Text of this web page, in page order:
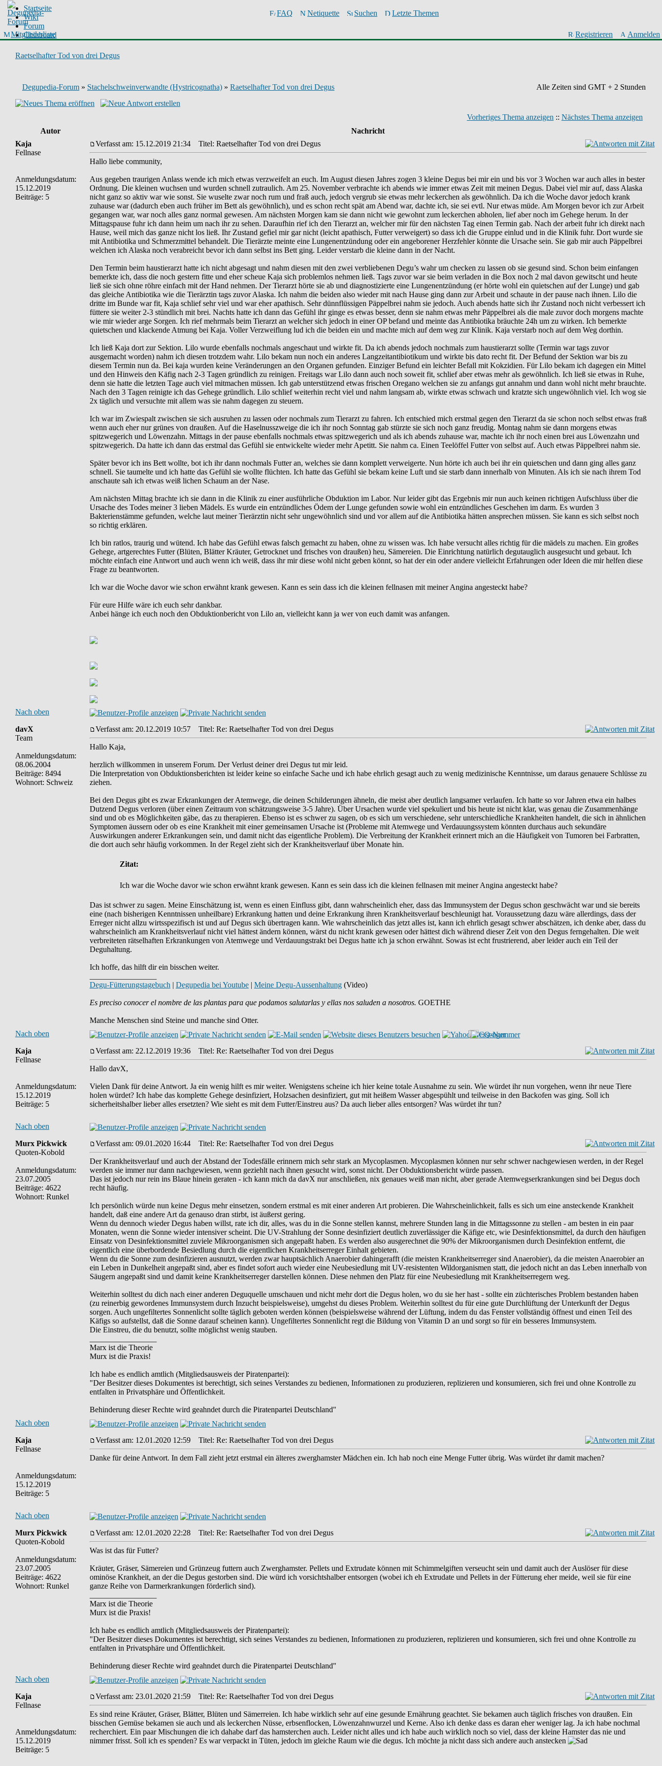
FAQ Netiquette Suchen Letzte Themen
Mitgliederliste Registrieren Anmelden
Startseite
Wiki
Forum
Chinboard
Raetselhafter Tod von drei Degus
Degupedia-Forum » Stachelschweinverwandte (Hystricognatha) » Raetselhafter Tod von drei Degus Alle Zeiten sind GMT + 2 Stunden
Vorheriges Thema anzeigen :: Nächstes Thema anzeigen
Autor
Nachricht
Kaja
Fellnase
Anmeldungsdatum:
15.12.2019
Beiträge: 5
Verfasst am: 15.12.2019 21:34 Titel: Raetselhafter Tod von drei Degus
Hallo liebe community,
Aus gegeben traurigen Anlass wende ich mich etwas verzweifelt an euch. Im August diesen Jahres zogen 3 kleine Degus bei mir ein und bis vor 3 Wochen war auch alles in bester
Ordnung. Die kleinen wuchsen und wurden schnell zutraulich. Am 25. November verbrachte ich abends wie immer etwas Zeit mit meinen Degus. Dabei viel mir auf, dass Alaska
nicht ganz so aktiv war wie sonst. Sie wuselte zwar noch rum und fraß auch, jedoch vergrub sie etwas mehr leckerchen als gewöhnlich. Da ich die Woche davor jedoch krank
zuhause war (dadurch eben auch früher im Bett als gewöhnlich), und es schon recht spät am Abend war, dachte ich, sie sei evtl. Nur etwas müde. Am Morgen bevor ich zur Arbeit
gegangen war, war noch alles ganz normal gewesen. Am nächsten Morgen kam sie dann nicht wie gewohnt zum leckerchen abholen, lief aber noch im Gehege herum. In der
Mittagspause fuhr ich dann heim um nach ihr zu sehen. Daraufhin rief ich den Tierarzt an, welcher mir für den nächsten Tag einen Termin gab. Nach der arbeit fuhr ich direkt nach
Hause, weil mich das ganze nicht los ließ. Ihr Zustand gefiel mir gar nicht (leicht apathisch, Futter verweigert) so dass ich die Gruppe einlud und in die Klinik fuhr. Dort wurde sie
mit Antibiotika und Schmerzmittel behandelt. Die Tierärzte meinte eine Lungenentzündung oder ein angeborener Herzfehler könnte die Ursache sein. Sie gab mir auch Päppelbrei
welchen ich Alaska noch verabreicht bevor ich dann selbst ins Bett ging. Leider verstarb die kleine dann in der Nacht.
Den Termin beim haustierarzt hatte ich nicht abgesagt und nahm diesen mit den zwei verbliebenen Degu’s wahr um checken zu lassen ob sie gesund sind. Schon beim einfangen
bemerkte ich, dass die noch gestern fitte und eher scheue Kaja sich problemlos nehmen ließ. Tags zuvor war sie beim verladen in die Box noch 2 mal davon gewitscht und heute
ließ sie sich ohne röhre einfach mit der Hand nehmen. Der Tierarzt hörte sie ab und diagnostizierte eine Lungenentzündung (er hörte wohl ein quietschen auf der Lunge) und gab
das gleiche Antibiotika wie die Tierärztin tags zuvor Alaska. Ich nahm die beiden also wieder mit nach Hause ging dann zur Arbeit und schaute in der pause nach ihnen. Lilo die
dritte im Bunde war fit, Kaja schlief sehr viel und war eher apathisch. Sehr dünnflüssigen Päppelbrei nahm sie jedoch. Auch abends hatte sich ihr Zustand noch nicht verbessert ich
füttere sie weiter 2-3 stündlich mit brei. Nachts hatte ich dann das Gefühl ihr ginge es etwas besser, denn sie nahm etwas mehr Päppelbrei als die male zuvor doch morgens machte
wie mir wieder arge Sorgen. Ich rief mehrmals beim Tierarzt an welcher sich jedoch in einer OP befand und meinte das Antibiotika bräuchte 24h um zu wirken. Ich bemerkte
quietschen und klackende Atmung bei Kaja. Voller Verzweiflung lud ich die beiden ein und machte mich auf dem weg zur Klinik. Kaja verstarb noch auf dem Weg dorthin.
Ich ließ Kaja dort zur Sektion. Lilo wurde ebenfalls nochmals angeschaut und wirkte fit. Da ich abends jedoch nochmals zum haustierarzt sollte (Termin war tags zuvor
ausgemacht worden) nahm ich diesen trotzdem wahr. Lilo bekam nun noch ein anderes Langzeitantibiotikum und wirkte bis dato recht fit. Der Befund der Sektion war bis zu
diesem Termin nun da. Bei kaja wurden keine Veränderungen an den Organen gefunden. Einziger Befund ein leichter Befall mit Kokzidien. Für Lilo bekam ich dagegen ein Mittel
und den Hinweis den Käfig nach 2-3 Tagen gründlich zu reinigen. Freitags war Lilo dann auch noch soweit fit, schlief aber etwas mehr als gewöhnlich. Ich ließ sie etwas in Ruhe,
denn sie hatte die letzten Tage auch viel mitmachen müssen. Ich gab unterstützend etwas frischen Oregano welchen sie zu anfangs gut annahm und dann wohl nicht mehr brauchte.
Nach den 3 Tagen reinigte ich das Gehege gründlich. Lilo schlief weiterhin recht viel und nahm langsam ab, wirkte etwas schwach und kratzte sich ungewöhnlich viel. Ich wog sie
2x täglich und versuchte mit allem was sie nahm dagegen zu steuern.
Ich war im Zwiespalt zwischen sie sich ausruhen zu lassen oder nochmals zum Tierarzt zu fahren. Ich entschied mich erstmal gegen den Tierarzt da sie schon noch selbst etwas fraß
wenn auch eher nur grünes von draußen. Auf die Haselnusszweige die ich ihr noch Sonntag gab stürzte sie sich noch ganz freudig. Montag nahm sie dann morgens etwas
spitzwegerich und Löwenzahn. Mittags in der pause ebenfalls nochmals etwas spitzwegerich und als ich abends zuhause war, machte ich ihr noch einen brei aus Löwenzahn und
spitzwegerich. Da hatte ich dann das erstmal das Gefühl sie entwickelte wieder mehr Apetitt. Sie nahm ca. Einen Teelöffel Futter von selbst auf. Auch etwas Päppelbrei nahm sie.
Später bevor ich ins Bett wollte, bot ich ihr dann nochmals Futter an, welches sie dann komplett verweigerte. Nun hörte ich auch bei ihr ein quietschen und dann ging alles ganz
schnell. Sie taumelte und ich hatte das Gefühl sie wollte flüchten. Ich hatte das Gefühl sie bekam keine Luft und sie starb dann innerhalb von Minuten. Als ich sie nach ihrem Tod
anschaute sah ich etwas weiß lichen Schaum an der Nase.
Am nächsten Mittag brachte ich sie dann in die Klinik zu einer ausführliche Obduktion im Labor. Nur leider gibt das Ergebnis mir nun auch keinen richtigen Aufschluss über die
Ursache des Todes meiner 3 lieben Mädels. Es wurde ein entzündliches Ödem der Lunge gefunden sowie wohl ein entzündliches Geschehen im darm. Es wurden 3
Bakterienstämme gefunden, welche laut meiner Tierärztin nicht sehr ungewöhnlich sind und vor allem auf die Antibiotika hätten ansprechen müssen. Sie kann es sich selbst noch
so richtig erklären.
Ich bin ratlos, traurig und wütend. Ich habe das Gefühl etwas falsch gemacht zu haben, ohne zu wissen was. Ich habe versucht alles richtig für die mädels zu machen. Ein großes
Gehege, artgerechtes Futter (Blüten, Blätter Kräuter, Getrocknet und frisches von draußen) heu, Sämereien. Die Einrichtung natürlich degutauglich ausgesucht und gebaut. Ich
möchte einfach eine Antwort und auch wenn ich weiß, dass ihr mir diese wohl nicht geben könnt, so hat der ein oder andere vielleicht Erfahrungen oder Ideen die mir helfen diese
Frage zu beantworten.
Ich war die Woche davor wie schon erwähnt krank gewesen. Kann es sein dass ich die kleinen fellnasen mit meiner Angina angesteckt habe?
Für eure Hilfe wäre ich euch sehr dankbar.
Anbei hänge ich euch noch den Obduktionbericht von Lilo an, vielleicht kann ja wer von euch damit was anfangen.
Nach oben
davX
Team
Anmeldungsdatum:
08.06.2004
Beiträge: 8494
Wohnort: Schweiz
Verfasst am: 20.12.2019 10:57 Titel: Re: Raetselhafter Tod von drei Degus
Hallo Kaja,
herzlich willkommen in unserem Forum. Der Verlust deiner drei Degus tut mir leid.
Die Interpretation von Obduktionsberichten ist leider keine so einfache Sache und ich habe ehrlich gesagt auch zu wenig medizinische Kenntnisse, um daraus genauere Schlüsse zu
ziehen.
Bei den Degus gibt es zwar Erkrankungen der Atemwege, die deinen Schilderungen ähneln, die meist aber deutlich langsamer verlaufen. Ich hatte so vor Jahren etwa ein halbes
Dutzend Degus verloren (über einen Zeitraum von schätzungsweise 3-5 Jahre). Über Ursachen wurde viel spekuliert und bis heute ist nicht klar, was genau die Zusammenhänge
sind und ob es Möglichkeiten gäbe, das zu therapieren. Ebenso ist es schwer zu sagen, ob es sich um verschiedene, sehr unterschiedliche Krankheiten handelt, die sich in ähnlichen
Symptomen äussern oder ob es eine Krankheit mit einer gemeinsamen Ursache ist (Probleme mit Atemwege und Verdauungssystem könnten durchaus auch sekundäre
Auswirkungen anderer Erkrankungen sein, und damit nicht das eigentliche Problem). Die Verbreitung der Krankheit erinnert mich an die Häufigkeit von Tumoren bei Farbratten,
die dort auch sehr häufig vorkommen. In der Regel zieht sich der Krankheitsverlauf über Monate hin.
Zitat:
Ich war die Woche davor wie schon erwähnt krank gewesen. Kann es sein dass ich die kleinen fellnasen mit meiner Angina angesteckt habe?
Das ist schwer zu sagen. Meine Einschätzung ist, wenn es einen Einfluss gibt, dann wahrscheinlich eher, dass das Immunsystem der Degus schon geschwächt war und sie bereits
eine (nach bisherigen Kenntnissen unheilbare) Erkrankung hatten und deine Erkrankung ihren Krankheitsverlauf beschleunigt hat. Voraussetzung dazu wäre allerdings, dass der
Erreger nicht allzu wirtsspezifisch ist und auf Degus sich übertragen kann. Wie wahrscheinlich das jetzt alles ist, kann ich ehrlich gesagt schwer abschätzen, ich denke aber, dass du
wahrscheinlich am Krankheitsverlauf nicht viel hättest ändern können, wärst du nicht krank gewesen oder hättest dich während dieser Zeit von den Degus ferngehalten. Die weit
verbreiteten rätselhaften Erkrankungen von Atemwege und Verdauungstrakt bei Degus hatte ich ja schon erwähnt. Sowas ist echt frustrierend, aber leider auch ein Teil der
Deguhaltung.
Ich hoffe, das hilft dir ein bisschen weiter.
Degu-Fütterungstagebuch | Degupedia bei Youtube| Meine Degu-Aussenhaltung(Video)
Es preciso conocer el nombre de las plantas para que podamos salutarlas y ellas nos saluden a nosotros. GOETHE
Manche Menschen sind Steine und manche sind Otter.
Nach oben
Kaja
Fellnase
Anmeldungsdatum:
15.12.2019
Beiträge: 5
Verfasst am: 22.12.2019 19:36 Titel: Re: Raetselhafter Tod von drei Degus
Hallo davX,
Vielen Dank für deine Antwort. Ja ein wenig hilft es mir weiter. Wenigstens scheine ich hier keine totale Ausnahme zu sein. Wie würdet ihr nun vorgehen, wenn ihr neue Tiere
holen würdet? Ich habe das komplette Gehege desinfiziert, Holzsachen desinfiziert, gut mit heißem Wasser abgespühlt und teilweise in den Backofen was ging. Soll ich
sicherheitshalber lieber alles ersetzten? Wie sieht es mit dem Futter/Einstreu aus? Da auch lieber alles entsorgen? Was würdet ihr tun?
Nach oben
Murx Pickwick
Quoten-Kobold
Anmeldungsdatum:
23.07.2005
Beiträge: 4622
Wohnort: Runkel
Verfasst am: 09.01.2020 16:44 Titel: Re: Raetselhafter Tod von drei Degus
Der Krankheitsverlauf und auch der Abstand der Todesfälle erinnern mich sehr stark an Mycoplasmen. Mycoplasmen können nur sehr schwer nachgewiesen werden, in der Regel
werden sie immer nur dann nachgewiesen, wenn geziehlt nach ihnen gesucht wird, sonst nicht. Der Obduktionsbericht würde passen.
Das ist jedoch nur rein ins Blaue hinein geraten - ich kann mich da davX nur anschließen, nix genaues weiß man nicht, aber gerade Atemwegserkrankungen sind bei Degus doch
recht häufig.
Ich persönlich würde nun keine Degus mehr einsetzen, sondern erstmal es mit einer anderen Art probieren. Die Wahrscheinlichkeit, falls es sich um eine ansteckende Krankheit
handelt, daß eine andere Art da genauso dran stirbt, ist äußerst gering.
Wenn du dennoch wieder Degus haben willst, rate ich dir, alles, was du in die Sonne stellen kannst, mehrere Stunden lang in die Mittagssonne zu stellen - am besten in ein paar
Monaten, wenn die Sonne wieder intensiver scheint. Die UV-Strahlung der Sonne desinfiziert deutlich zuverlässiger die Käfige etc, wie Desinfektionsmittel, da durch den häufigen
Einsatz von Desinfektionsmittel zuviele Mikroorganismen sich angepaßt haben. Es werden also ausgerechnet die 90% der Mikroorganismen durch Desinfektion entfernt, die
eigentlich eine überbordende Besiedlung durch die eigentlichen Krankheitserreger Einhalt gebieten.
Wenn du die Sonne zum desinfizieren ausnutzt, werden zwar hauptsächlich Anaerobier dahingerafft (die meisten Krankheitserreger sind Anaerobier), da die meisten Anaerobier an
ein Leben in Dunkelheit angepaßt sind, aber es findet sofort auch wieder eine Neubesiedlung mit UV-resistenten Wildorganismen statt, die jedoch nicht an das Leben innerhalb von
Säugern angepaßt sind und damit keine Krankheitserreger darstellen können. Diese nehmen den Platz für eine Neubesiedlung mit Krankheitserregern weg.
Weiterhin solltest du dich nach einer anderen Deguquelle umschauen und nicht mehr dort die Degus holen, wo du sie her hast - sollte ein züchterisches Problem bestanden haben
(zu reinerbig gewordenes Immunsystem durch Inzucht beispielsweise), umgehst du dieses Problem. Weiterhin solltest du für eine gute Durchlüftung der Unterkunft der Degus
sorgen. Auch ungefiltertes Sonnenlicht sollte täglich geboten werden können (beispielsweise während der Lüftung, indem du das Fenster vollständig öffnest und einen Teil des
Käfigs so aufstellst, daß die Sonne darauf scheinen kann). Ungefiltertes Sonnenlicht regt die Bildung von Vitamin D an und sorgt so für ein besseres Immunsystem.
Die Einstreu, die du benutzt, sollte möglichst wenig stauben.
Marx ist die Theorie
Murx ist die Praxis!
Ich habe es endlich amtlich (Mitgliedsausweis der Piratenpartei):
"Der Besitzer dieses Dokumentes ist berechtigt, sich seines Verstandes zu bedienen, Informationen zu produzieren, replizieren und konsumieren, sich frei und ohne Kontrolle zu
entfalten in Privatsphäre und Öffentlichkeit.
Behinderung dieser Rechte wird geahndet durch die Piratenpartei Deutschland"
Nach oben
Kaja
Fellnase
Anmeldungsdatum:
15.12.2019
Beiträge: 5
Verfasst am: 12.01.2020 12:59 Titel: Re: Raetselhafter Tod von drei Degus
Danke für deine Antwort. In dem Fall zieht jetzt erstmal ein älteres zwerghamster Mädchen ein. Ich hab noch eine Menge Futter übrig. Was würdet ihr damit machen?
Nach oben
Murx Pickwick
Quoten-Kobold
Anmeldungsdatum:
23.07.2005
Beiträge: 4622
Wohnort: Runkel
Verfasst am: 12.01.2020 22:28 Titel: Re: Raetselhafter Tod von drei Degus
Was ist das für Futter?
Kräuter, Gräser, Sämereien und Grünzeug futtern auch Zwerghamster. Pellets und Extrudate können mit Schimmelgiften verseucht sein und damit auch der Auslöser für diese
ominöse Krankheit, an der die Degus gestorben sind. Die würd ich vorsichtshalber entsorgen (wobei ich eh Extrudate und Pellets in der Fütterung eher meide, weil sie für eine
ganze Reihe von Darmerkrankungen förderlich sind).
Marx ist die Theorie
Murx ist die Praxis!
Ich habe es endlich amtlich (Mitgliedsausweis der Piratenpartei):
"Der Besitzer dieses Dokumentes ist berechtigt, sich seines Verstandes zu bedienen, Informationen zu produzieren, replizieren und konsumieren, sich frei und ohne Kontrolle zu
entfalten in Privatsphäre und Öffentlichkeit.
Behinderung dieser Rechte wird geahndet durch die Piratenpartei Deutschland"
Nach oben
Kaja
Fellnase
Anmeldungsdatum:
15.12.2019
Beiträge: 5
Verfasst am: 23.01.2020 21:59 Titel: Re: Raetselhafter Tod von drei Degus
Es sind reine Kräuter, Gräser, Blätter, Blüten und Sämerreien. Ich habe wirklich sehr auf eine gesunde Ernährung geachtet. Sie bekamen auch täglich frisches von draußen. Ein
bisschen Gemüse bekamen sie auch und als leckerchen Nüsse, erbsenflocken, Löwenzahnwurzel und Kerne. Also ich denke dass es daran eher weniger lag. Ja ich habe nochmal
recherchiert. Ein paar Mischungen die ich dahabe darf das hamsterchen auch. Leider nicht alles und ich habe auch wirklich noch so viel, dass der kleine Hamster das nie und
nimmer frisst. Soll ich es spenden? Es war verpackt in Tüten, jedoch im gleiche Raum wie die degus. Ich möchte ja nicht dass sich andere auch anstecken